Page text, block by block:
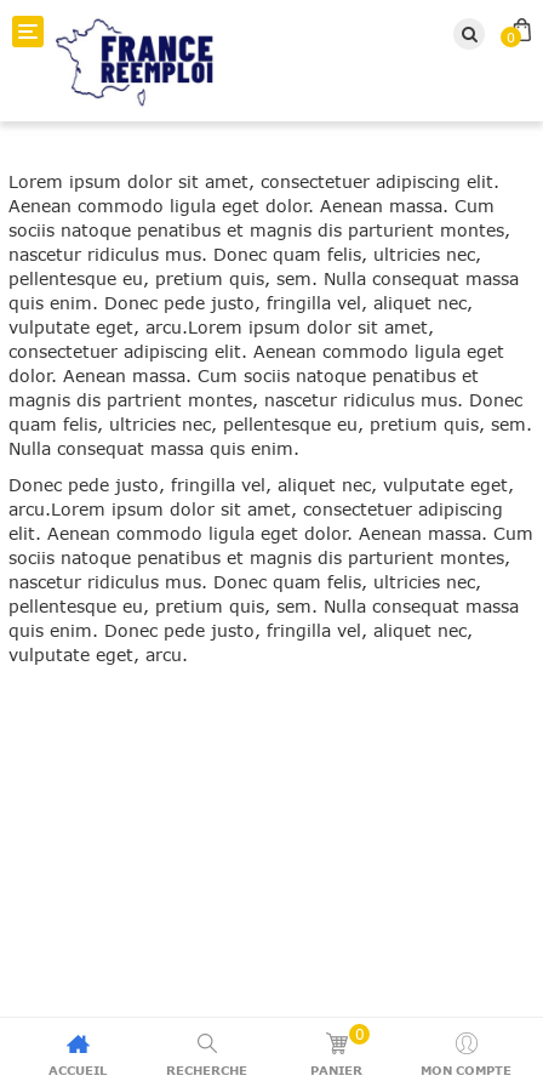
Toggle navigation 0
Lorem ipsum dolor sit amet, consectetuer adipiscing elit.
Aenean commodo ligula eget dolor. Aenean massa. Cum
sociis natoque penatibus et magnis dis parturient montes,
nascetur ridiculus mus. Donec quam felis, ultricies nec,
pellentesque eu, pretium quis, sem. Nulla consequat massa
quis enim. Donec pede justo, fringilla vel, aliquet nec,
vulputate eget, arcu.Lorem ipsum dolor sit amet,
consectetuer adipiscing elit. Aenean commodo ligula eget
dolor. Aenean massa. Cum sociis natoque penatibus et
magnis dis partrient montes, nascetur ridiculus mus. Donec
quam felis, ultricies nec, pellentesque eu, pretium quis, sem.
Nulla consequat massa quis enim.
Donec pede justo, fringilla vel, aliquet nec, vulputate eget,
arcu.Lorem ipsum dolor sit amet, consectetuer adipiscing
elit. Aenean commodo ligula eget dolor. Aenean massa. Cum
sociis natoque penatibus et magnis dis parturient montes,
nascetur ridiculus mus. Donec quam felis, ultricies nec,
pellentesque eu, pretium quis, sem. Nulla consequat massa
quis enim. Donec pede justo, fringilla vel, aliquet nec,
vulputate eget, arcu.
ACCUEIL RECHERCHE
0
PANIER MON COMPTE